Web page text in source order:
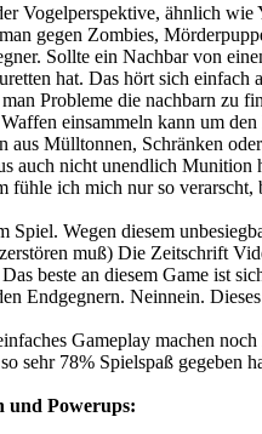
Vogelperspektive, ähnlich
gegen Zombies,
Sollte ein Nachbar von
hat. Das hört sich
Probleme die nachbarn zu
einsammeln kann um
aus Mülltonnen, Schränken
auch nicht unendlich
fühle ich mich nur so
Spiel. Wegen diesem
muß) Die Zeitschrift
beste an diesem Game ist
Endgegnern. Neinnein.
Gameplay machen
sehr 78% Spielspaß gegeben
und Powerups: